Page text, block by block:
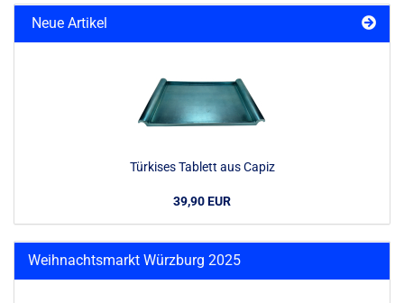
Neue Artikel
Türkises Tablett aus Capiz
39,90 EUR
Weihnachtsmarkt Würzburg 2025